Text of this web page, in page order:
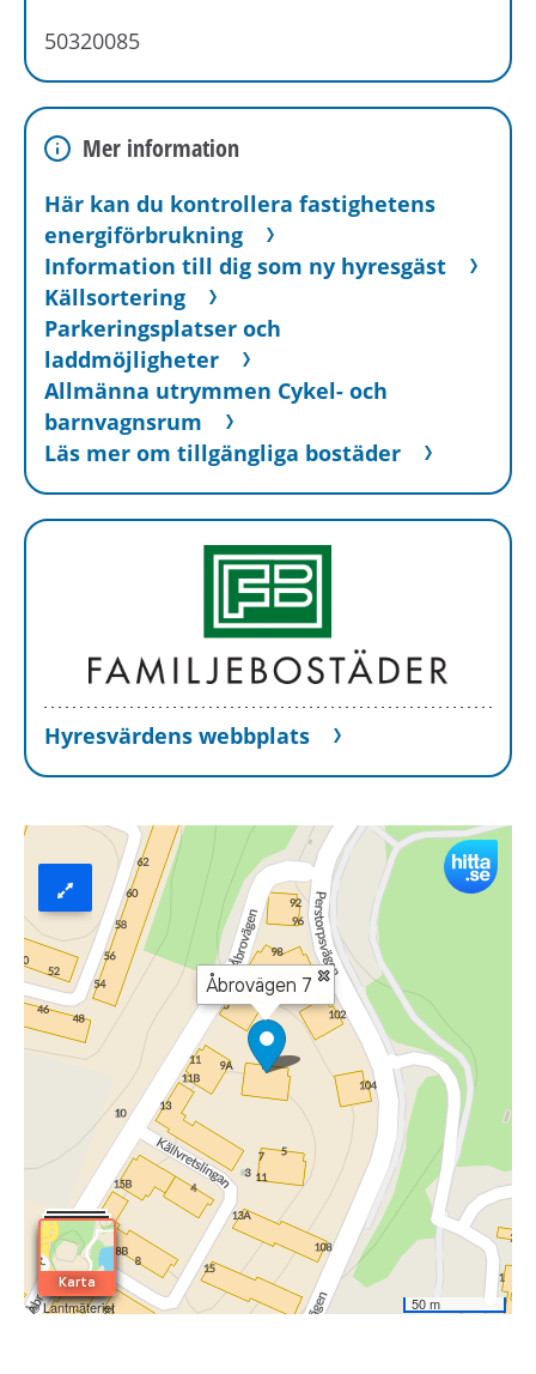
50320085
Mer information
Här kan du kontrollera fastighetens
energiförbrukning
Information till dig som ny hyresgäst
Källsortering
Parkeringsplatser och
laddmöjligheter
Allmänna utrymmen Cykel- och
barnvagnsrum
Läs mer om tillgängliga bostäder
Hyresvärdens webbplats